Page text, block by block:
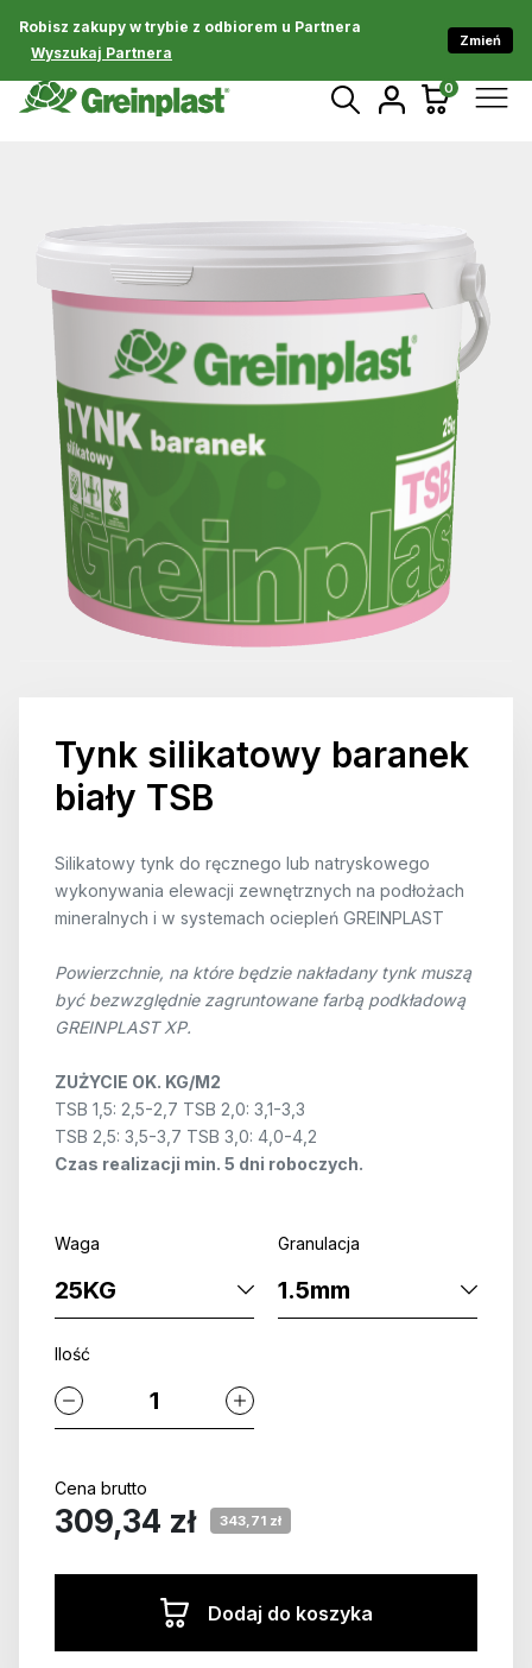
Robisz zakupy w trybie z odbiorem u Partnera
Wyszukaj Partnera
Zmień
0
Tynk silikatowy baranek
biały TSB
Silikatowy tynk do ręcznego lub natryskowego
wykonywania elewacji zewnętrznych na podłożach
mineralnych i w systemach ociepleń GREINPLAST
Powierzchnie, na które będzie nakładany tynk muszą
być bezwzględnie zagruntowane farbą podkładową
GREINPLAST XP.
ZUŻYCIE OK. KG/M2
TSB 1,5: 2,5-2,7 TSB 2,0: 3,1-3,3
TSB 2,5: 3,5-3,7 TSB 3,0: 4,0-4,2
Czas realizacji min. 5 dni roboczych.
Waga Granulacja
Ilość
Cena brutto
309,34 zł 343,71 zł
Dodaj do koszyka